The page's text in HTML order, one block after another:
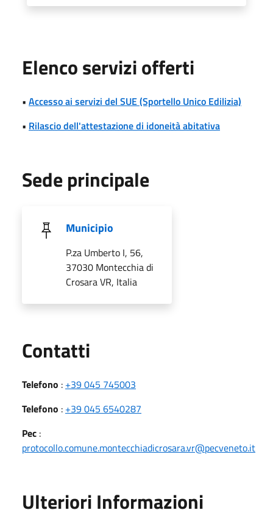
Elenco servizi offerti
• Accesso ai servizi del SUE (Sportello Unico Edilizia)
• Rilascio dell'attestazione di idoneità abitativa
Sede principale
Municipio
P.za Umberto I, 56,
37030 Montecchia di
Crosara VR, Italia
Contatti
Telefono : +39 045 745003
Telefono : +39 045 6540287
Pec :
protocollo.comune.montecchiadicrosara.vr@pecveneto.it
Ulteriori Informazioni